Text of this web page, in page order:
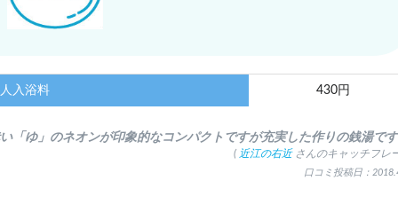
入浴料 430円
い「ゆ」のネオンが印象的なコンパクトですが充実した作りの銭湯です
( 近江の右近 さんのキャッチフレ
口コミ投稿日：